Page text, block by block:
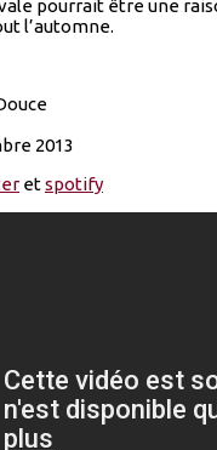
pourrait être une
l’automne.
2013
etspotify